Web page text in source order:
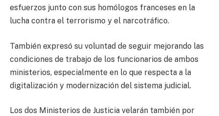
esfuerzos junto con sus homólogos franceses en la
lucha contra el terrorismo y el narcotráfico.
También expresó su voluntad de seguir mejorando las
condiciones de trabajo de los funcionarios de ambos
ministerios, especialmente en lo que respecta a la
digitalización y modernización del sistema judicial.
Los dos Ministerios de Justicia velarán también por